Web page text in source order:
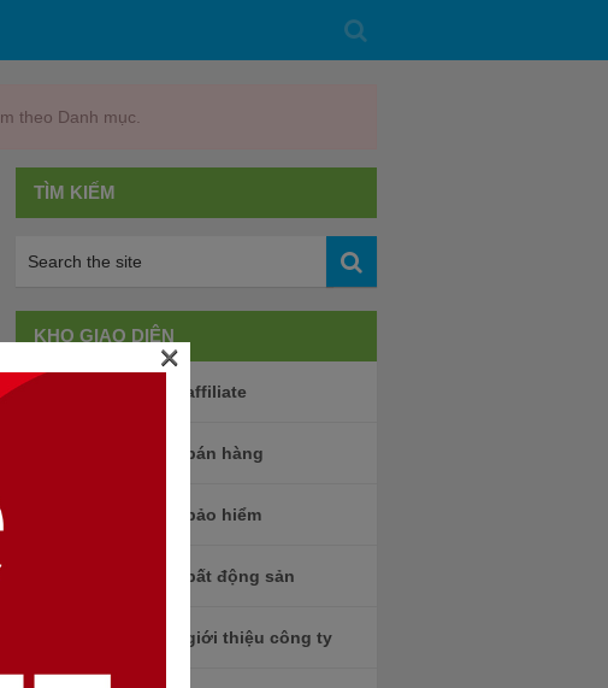
theo Danh mục.
TÌM KIẾM
KHO GIAO DIỆN
Theme wordpress affiliate
Theme wordpress bán hàng
Theme wordpress bảo hiểm
Theme wordpress bất động sản
Theme wordpress giới thiệu công ty
×